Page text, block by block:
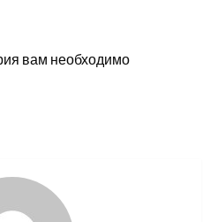
вам необходимо